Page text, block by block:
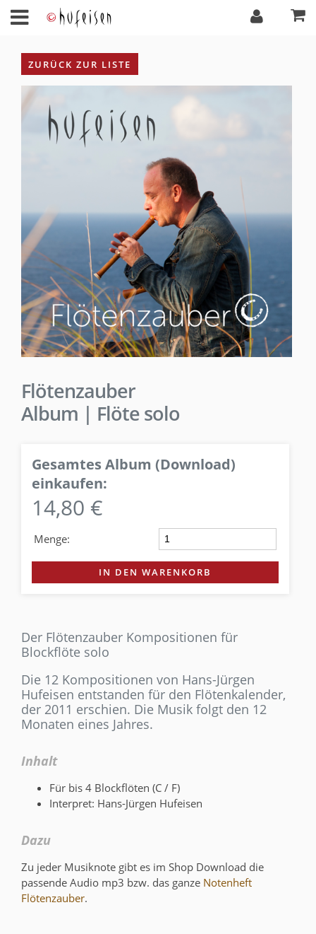
ZURÜCK ZUR LISTE
Flötenzauber
Album | Flöte solo
Gesamtes Album (Download)
einkaufen:
14,80 €
Menge:
IN DEN WARENKORB
Der Flötenzauber Kompositionen für
Blockflöte solo
Die 12 Kompositionen von Hans-Jürgen
Hufeisen entstanden für den Flötenkalender,
der 2011 erschien. Die Musik folgt den 12
Monaten eines Jahres.
Inhalt
Für bis 4 Blockflöten (C / F)
Interpret: Hans-Jürgen Hufeisen
Dazu
Zu jeder Musiknote gibt es im Shop Download die
passende Audio mp3 bzw. das ganze Notenheft
Flötenzauber.